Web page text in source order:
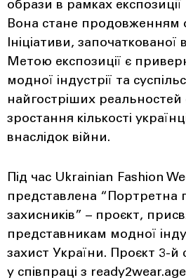
образи в рамках
Вона стане продовженням
Ініціативи, започаткованої
Метою експозиції є
модної індустрії та
найгостріших реальностей
зростання кількості
внаслідок війни.
Під час Ukrainian Fashion
представлена “Портретна
захисників” – проєкт,
представникам модної
захист України. Проєкт 3-й
у співпраці з